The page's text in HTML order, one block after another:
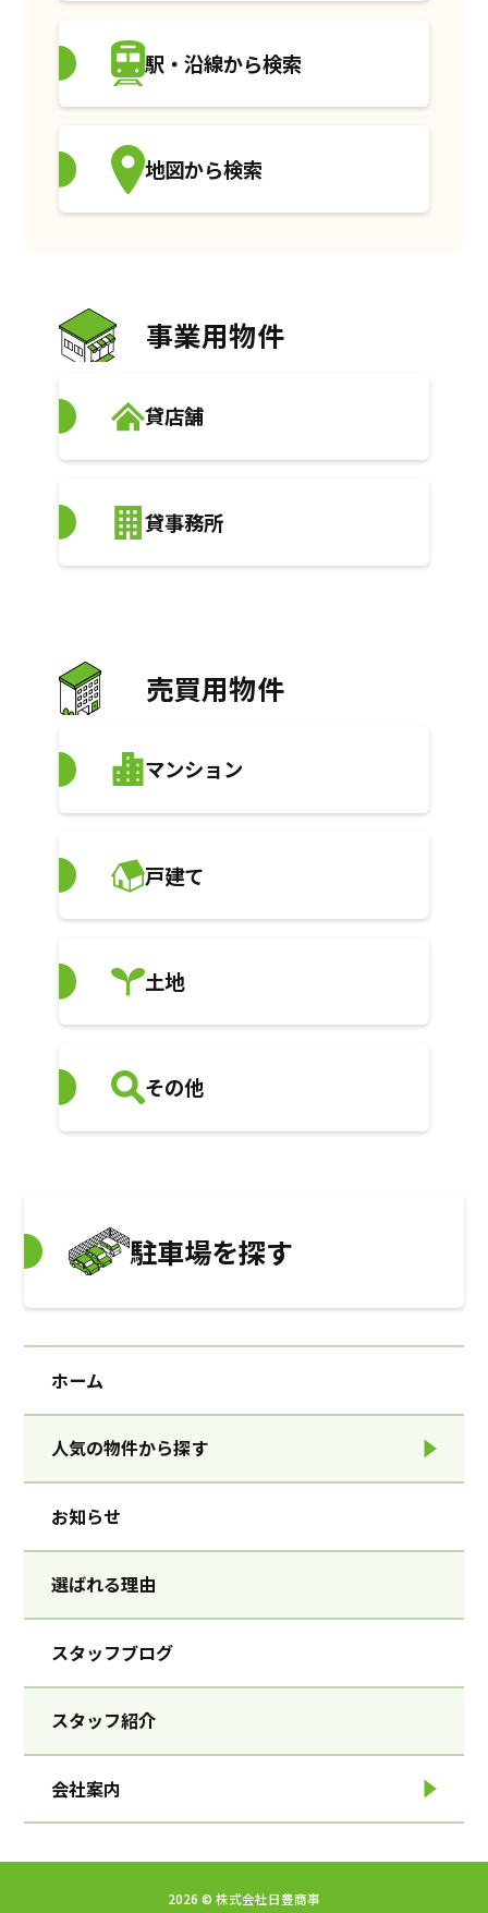
駅・沿線から検索
地図から検索
事業用物件
貸店舗
貸事務所
売買用物件
マンション
戸建て
土地
その他
駐車場を探す
ホーム
人気の物件から探す
お知らせ
選ばれる理由
スタッフブログ
スタッフ紹介
会社案内
2026 ©︎ 株式会社日豊商事